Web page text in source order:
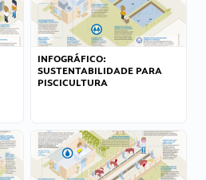
INFOGRÁFICO:
SUSTENTABILIDADE PARA
PISCICULTURA